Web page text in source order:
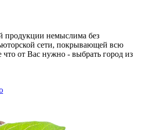
продукции немыслима без
сети, покрывающей всю
что от Вас нужно - выбрать город из